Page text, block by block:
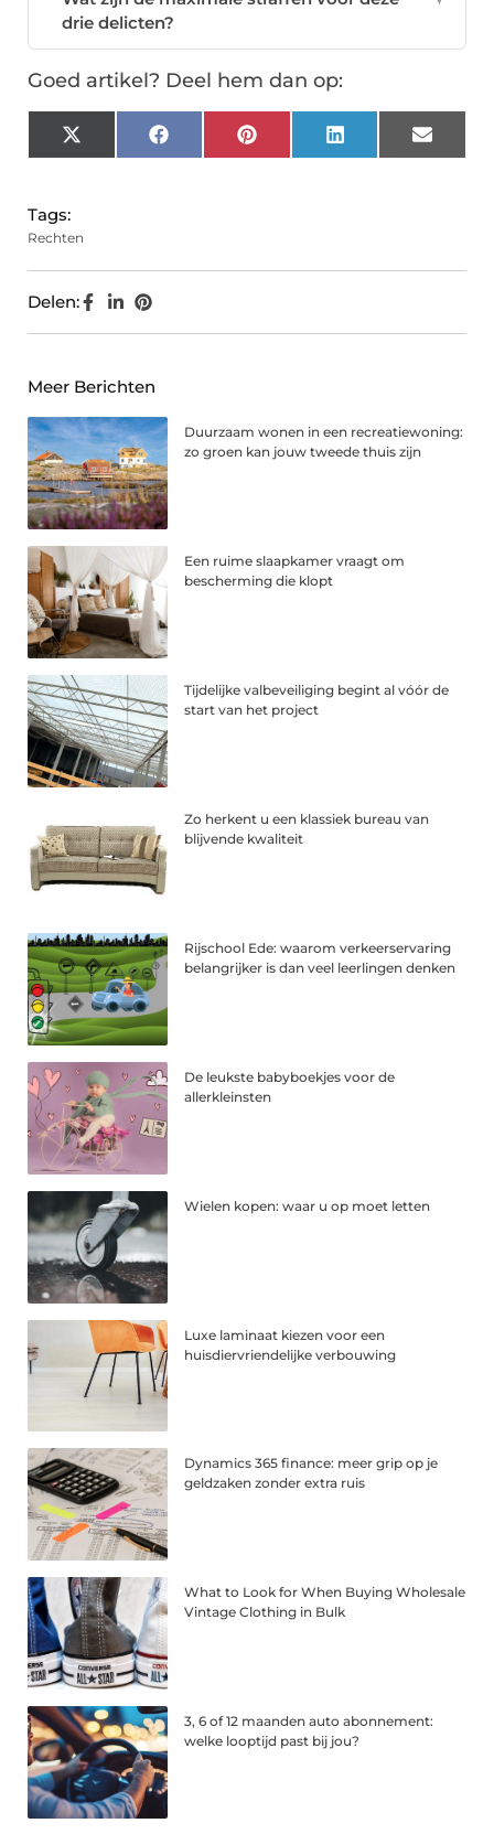
drie delicten?
Goed artikel? Deel hem dan op:
X
(Twitter)
FacebookPinterest LinkedIn Email
Tags:
Rechten
Delen:
Meer Berichten
Duurzaam wonen in een recreatiewoning:
zo groen kan jouw tweede thuis zijn
Een ruime slaapkamer vraagt om
bescherming die klopt
Tijdelijke valbeveiliging begint al vóór de
start van het project
Zo herkent u een klassiek bureau van
blijvende kwaliteit
Rijschool Ede: waarom verkeerservaring
belangrijker is dan veel leerlingen denken
De leukste babyboekjes voor de
allerkleinsten
Wielen kopen: waar u op moet letten
Luxe laminaat kiezen voor een
huisdiervriendelijke verbouwing
Dynamics 365 finance: meer grip op je
geldzaken zonder extra ruis
What to Look for When Buying Wholesale
Vintage Clothing in Bulk
3, 6 of 12 maanden auto abonnement:
welke looptijd past bij jou?